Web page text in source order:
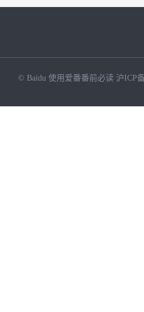
© Baidu 使用爱番番前必读 沪ICP